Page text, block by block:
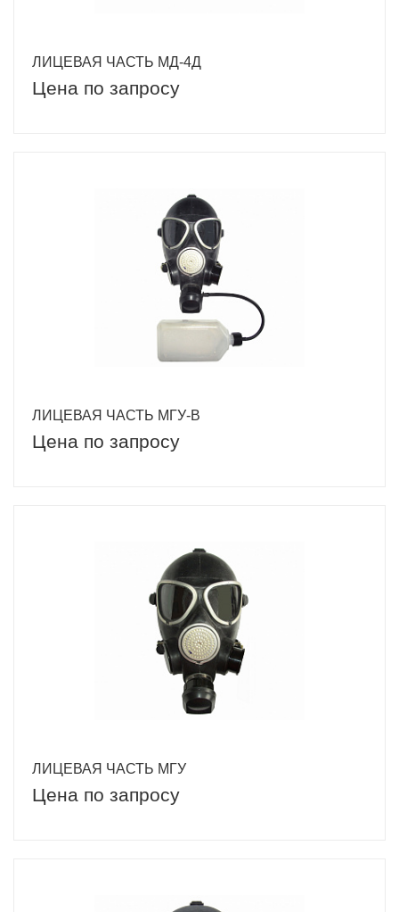
ЛИЦЕВАЯ ЧАСТЬ МД-4Д
Цена по запросу
ЛИЦЕВАЯ ЧАСТЬ МГУ-В
Цена по запросу
ЛИЦЕВАЯ ЧАСТЬ МГУ
Цена по запросу